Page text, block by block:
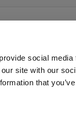
social
site with our
that
Light